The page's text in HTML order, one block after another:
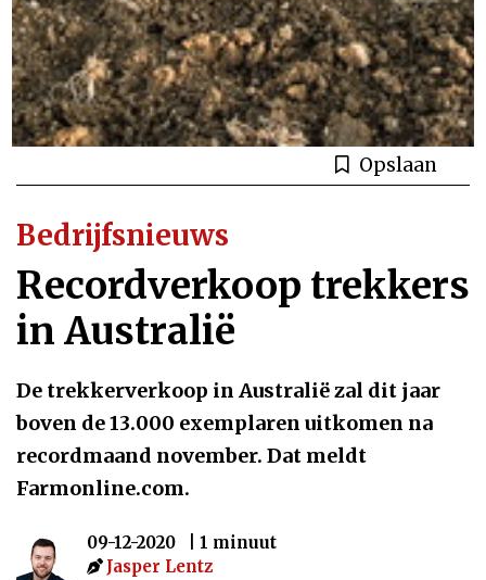
Opslaan
Bedrijfsnieuws
Recordverkoop trekkers
in Australië
De trekkerverkoop in Australië zal dit jaar
boven de 13.000 exemplaren uitkomen na
recordmaand november. Dat meldt
Farmonline.com.
09-12-2020
| 1 minuut
Jasper Lentz